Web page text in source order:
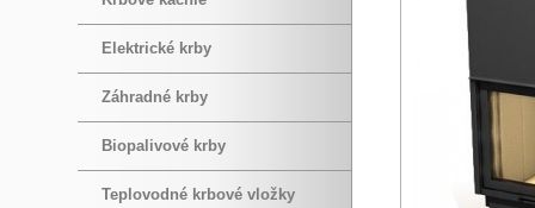
Elektrické krby
Záhradné krby
Biopalivové krby
Teplovodné krbové vložky